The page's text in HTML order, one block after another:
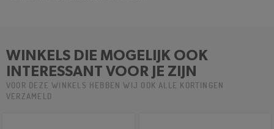
WINKELS DIE MOGELIJK OOK
INTERESSANT VOOR JE ZIJN
VOOR DEZE WINKELS HEBBEN WIJ OOK ALLE KORTINGEN
VERZAMELD